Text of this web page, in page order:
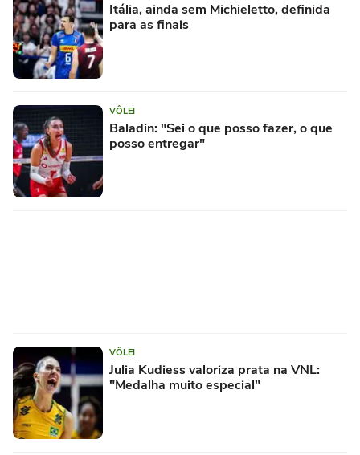
Itália, ainda sem Michieletto, definida
para as finais
VÔLEI
Baladin: "Sei o que posso fazer, o que
posso entregar"
VÔLEI
Julia Kudiess valoriza prata na VNL:
"Medalha muito especial"